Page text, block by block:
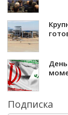
Подписка